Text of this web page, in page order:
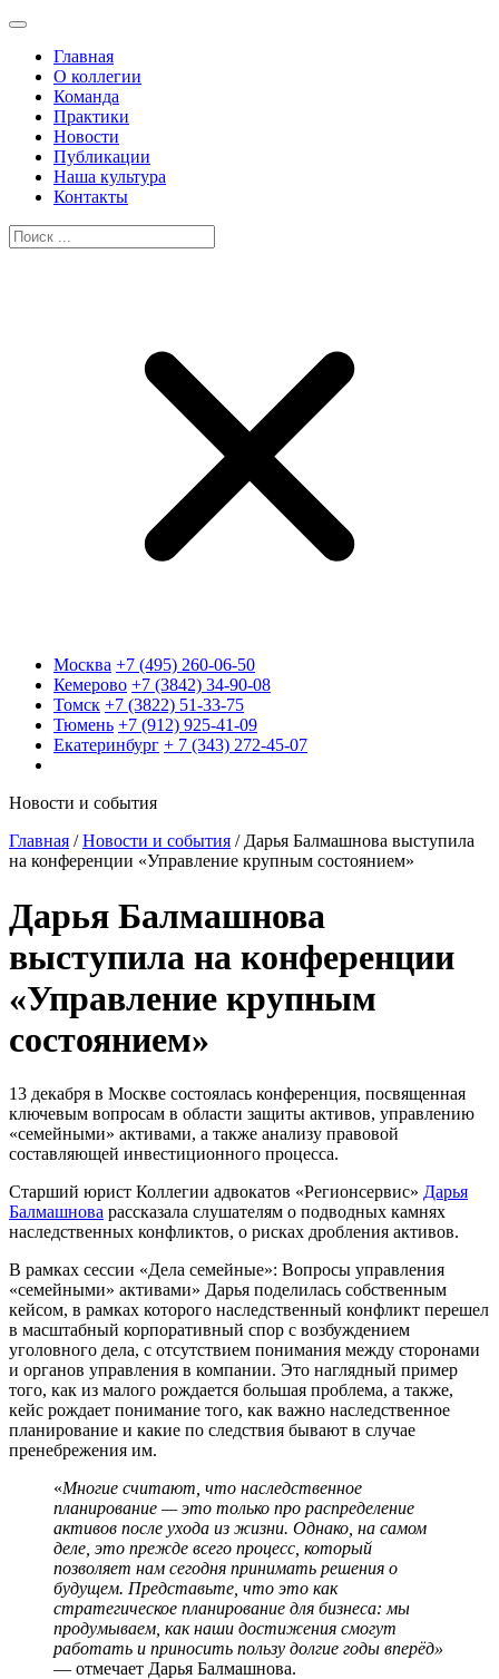
Главная
О коллегии
Команда
Практики
Новости
Публикации
Наша культура
Контакты
Москва +7 (495) 260-06-50
Кемерово +7 (3842) 34-90-08
Томск +7 (3822) 51-33-75
Тюмень +7 (912) 925-41-09
Екатеринбург + 7 (343) 272-45-07
Новости и события
Главная /Новости и события / Дарья Балмашнова выступила
на конференции «Управление крупным состоянием»
Дарья Балмашнова
выступила на конференции
«Управление крупным
состоянием»
13 декабря в Москве состоялась конференция, посвященная
ключевым вопросам в области защиты активов, управлению
«семейными» активами, а также анализу правовой
составляющей инвестиционного процесса.
Старший юрист Коллегии адвокатов «Регионсервис» Дарья
Балмашнова рассказала слушателям о подводных камнях
наследственных конфликтов, о рисках дробления активов.
В рамках сессии «Дела семейные»: Вопросы управления
«семейными» активами» Дарья поделилась собственным
кейсом, в рамках которого наследственный конфликт перешел
в масштабный корпоративный спор с возбуждением
уголовного дела, с отсутствием понимания между сторонами
и органов управления в компании. Это наглядный пример
того, как из малого рождается большая проблема, а также,
кейс рождает понимание того, как важно наследственное
планирование и какие по следствия бывают в случае
пренебрежения им.
«Многие считают, что наследственное
планирование — это только про распределение
активов после ухода из жизни. Однако, на самом
деле, это прежде всего процесс, который
позволяет нам сегодня принимать решения о
будущем. Представьте, что это как
стратегическое планирование для бизнеса: мы
продумываем, как наши достижения смогут
работать и приносить пользу долгие годы вперёд»
— отмечает Дарья Балмашнова.